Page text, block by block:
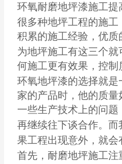
环氧耐磨地坪漆施工提
很多种地坪工程的施工
积累的施工经验，优
为地坪施工有这三个就
何施工更有效果，控制
环氧地坪漆的选择就是
家的产品时，他的质
一些生产技术上的问
再继续往下谈合作。而
果工程出现意外，就会
首先，耐磨地坪施工